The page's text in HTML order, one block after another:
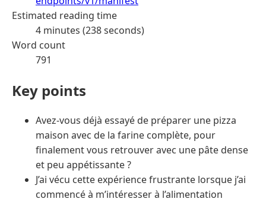
Estimated reading time
4 minutes (238 seconds)
Word count
791
Key points
Avez-vous déjà essayé de préparer une pizza
maison avec de la farine complète, pour
finalement vous retrouver avec une pâte dense
et peu appétissante ?
J’ai vécu cette expérience frustrante lorsque j’ai
commencé à m’intéresser à l’alimentation